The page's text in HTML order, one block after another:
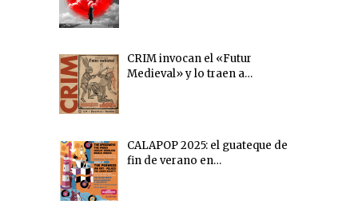
CRIM invocan el «Futur
Medieval» y lo traen a…
CALAPOP 2025: el guateque de
fin de verano en…